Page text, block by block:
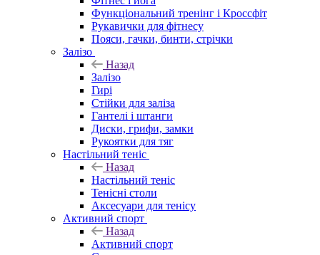
Функціональний тренінг і Кроссфіт
Рукавички для фітнесу
Пояси, гачки, бинти, стрічки
Залізо
Назад
Залізо
Гирі
Стійки для заліза
Гантелі і штанги
Диски, грифи, замки
Рукоятки для тяг
Настільний теніс
Назад
Настільний теніс
Тенісні столи
Аксесуари для тенісу
Активний спорт
Назад
Активний спорт